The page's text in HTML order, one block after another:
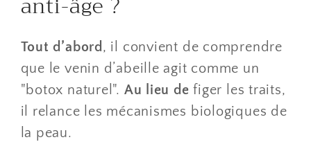
Tout d’abord, il convient de comprendre
que le venin d’abeille agit comme un
"botox naturel". Au lieu de figer les traits,
il relance les mécanismes biologiques de
la peau.